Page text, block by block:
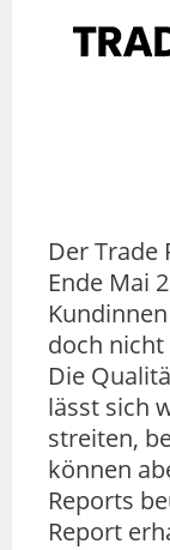
Der Trade
Ende Mai
doch
Die
lässt sich
streiten,
können
Reports
Report